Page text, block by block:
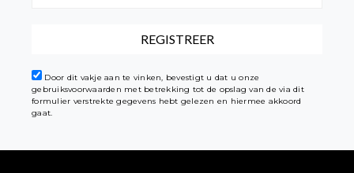
Door dit vakje aan te vinken, bevestigt u dat u onze
gebruiksvoorwaarden met betrekking tot de opslag van de via dit
formulier verstrekte gegevens hebt gelezen en hiermee akkoord
gaat.